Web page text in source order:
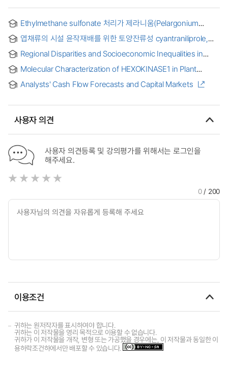
Ethylmethane sulfonate 처리가 제라니움(Pelargonium
hortorum L. H. Bailey)의 생육 및 변이에 미치는 영향 = Effect
of ethylmethane sulfonate application on the plant growth
and variation of geranium(Pelargonium hortorum L. H.
Bailey)
엽채류의 시설 윤작재배를 위한 토양잔류성 cyantraniliprole,
식물식재후방기간 예측 = Estimation of Plant Back Intervals
of Soil-residual Cyantraniliprole, Imicyafos, Isoprothiolane,
Phorate and Terbupirimfos for Rotational Cultivation in
Greenhouse
Regional Disparities and Socioeconomic Inequalities in
불평등이 불건강한 식물성 식단에 미치는 영향
Molecular Characterization of HEXOKINASE1 in Plant
Analysts' Cash Flow Forecasts and Capital Markets
사용자 의견
사용자 의견등록 및 강의평가를 위해서는 로그인을
해주세요.
0/ 200
이용조건
귀하는 원저작자를 표시하여야 합니다.
귀하는 이 저작물을 영리 목적으로 이용할 수 없습니다.
귀하가 이 저작물을 개작, 변형 또는 가공했을 경우에는, 이 저작물과 동일한 이
용허락조건하에서만 배포할 수 있습니다.